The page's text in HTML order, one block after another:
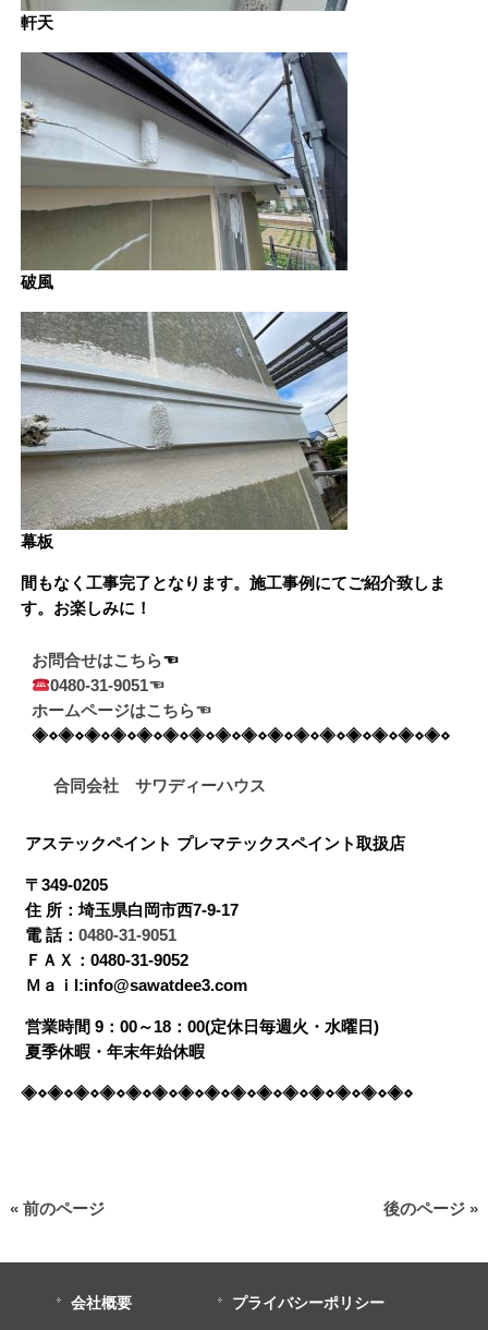
軒天
破風
幕板
間もなく工事完了となります。施工事例にてご紹介致しま
す。お楽しみに！
お問合せはこちら
0480-31-9051☜
ホームページはこちら☜
◈⋄◈⋄◈⋄◈⋄◈⋄◈⋄◈⋄◈⋄◈⋄◈⋄◈⋄◈⋄◈⋄◈⋄◈⋄◈⋄
合同会社　サワディーハウス
アステックペイント プレマテックスペイント取扱店
〒349-0205
住 所：埼玉県白岡市西7-9-17
電 話： 0480-31-9051
ＦＡＸ：0480-31-9052
Ｍａｉl:info@sawatdee3.com
営業時間 9：00～18：00(定休日毎週火・水曜日)
夏季休暇・年末年始休暇
◈⋄◈⋄◈⋄◈⋄◈⋄◈⋄◈⋄◈⋄◈⋄◈⋄◈⋄◈⋄◈⋄◈⋄◈⋄
« 前のページ 後のページ »
会社概要 プライバシーポリシー